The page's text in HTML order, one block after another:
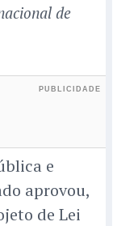
de
e
aprovou,
de Lei